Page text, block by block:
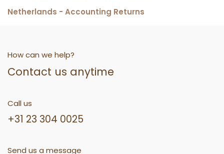
Netherlands - Accounting Returns
How can we help?
Contact us anytime
Call us
+31 23 304 0025
Send us a message